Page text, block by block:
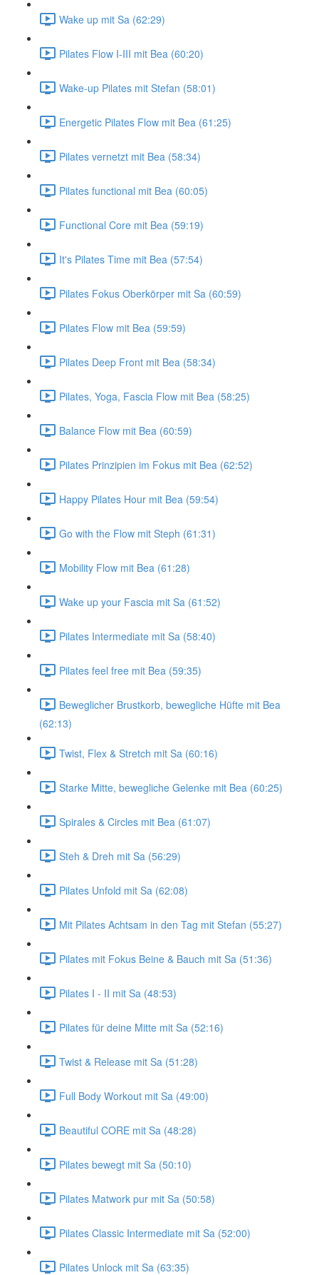
Wake up mit Sa (62:29)
Pilates Flow I-III mit Bea (60:20)
Wake-up Pilates mit Stefan (58:01)
Energetic Pilates Flow mit Bea (61:25)
Pilates vernetzt mit Bea (58:34)
Pilates functional mit Bea (60:05)
Functional Core mit Bea (59:19)
It's Pilates Time mit Bea (57:54)
Pilates Fokus Oberkörper mit Sa (60:59)
Pilates Flow mit Bea (59:59)
Pilates Deep Front mit Bea (58:34)
Pilates, Yoga, Fascia Flow mit Bea (58:25)
Balance Flow mit Bea (60:59)
Pilates Prinzipien im Fokus mit Bea (62:52)
Happy Pilates Hour mit Bea (59:54)
Go with the Flow mit Steph (61:31)
Mobility Flow mit Bea (61:28)
Wake up your Fascia mit Sa (61:52)
Pilates Intermediate mit Sa (58:40)
Pilates feel free mit Bea (59:35)
Beweglicher Brustkorb, bewegliche Hüfte mit Bea
(62:13)
Twist, Flex & Stretch mit Sa (60:16)
Starke Mitte, bewegliche Gelenke mit Bea (60:25)
Spirales & Circles mit Bea (61:07)
Steh & Dreh mit Sa (56:29)
Pilates Unfold mit Sa (62:08)
Mit Pilates Achtsam in den Tag mit Stefan (55:27)
Pilates mit Fokus Beine & Bauch mit Sa (51:36)
Pilates I - II mit Sa (48:53)
Pilates für deine Mitte mit Sa (52:16)
Twist & Release mit Sa (51:28)
Full Body Workout mit Sa (49:00)
Beautiful CORE mit Sa (48:28)
Pilates bewegt mit Sa (50:10)
Pilates Matwork pur mit Sa (50:58)
Pilates Classic Intermediate mit Sa (52:00)
Pilates Unlock mit Sa (63:35)